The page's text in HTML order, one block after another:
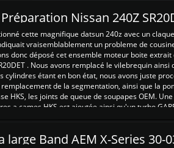
Préparation Nissan 240Z
cette magnifique datsun 240z avec un
vraisemblablement un probleme de
donc déposé cet ensemble moteur boite extrait
. Nous avons remplacé le vilebrequin ainsi
cylindres étant en bon état, nous avons juste
de la segmentation, ainsi que la
HKS, les joints de queue de soupapes OEM.
a cames HKS est ajoutée ainsi qu'un turbo
large Band AEM X-Series 30-